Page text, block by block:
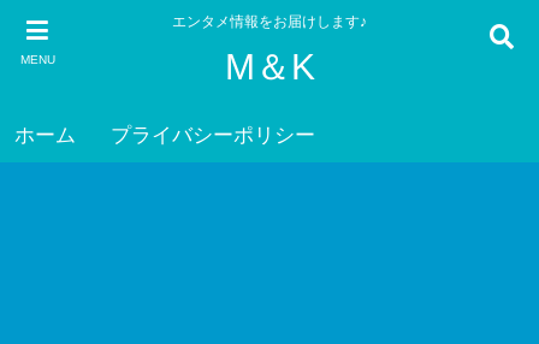
MENU
エンタメ情報をお届けします♪
M＆K
ホーム プライバシーポリシー